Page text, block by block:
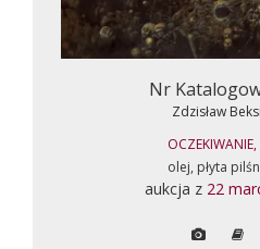
Nr
Zdzisław
olej, płyta
aukcja z 22